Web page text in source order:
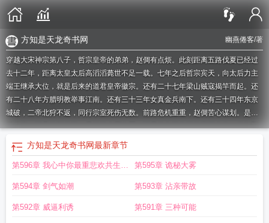
幽燕倦客/著
方知是天龙奇书网
穿越大宋神宗第八子，哲宗皇帝的弟弟，赵倜有点烦。此刻距离五路伐夏已经过
去十二年，距离太皇太后高滔滔薨世不足一载。七年之后哲宗宾天，向太后力主
端王继承大位，就是后来的道君皇帝徽宗。还有二十七年梁山贼寇揭竿而起。还
有二十八年方腊明教举事江南。还有三十三年女真金兵南下。还有三十四年东京
城破，二帝北狩不返，同行宗室死伤无数。前路危机重重，赵倜苦心谋划。是陈
桥兵变，还是烛影斧声？是假造金匮之盟，还是待女真南下前离开东京，借机聚
兵？赵倜觉得都不易，处心积虑，为今后思谋计算。可忽然有一天，他听到一句
话，南慕容，北乔峰，震惊之下，顿时黑人问号脸。我谋算十三年，你居然告诉
我是天龙？这一年，葵花宝典大成者，寿尽归墟。这一年，九阴真经缔造者，东
求败垂髫顽劣。这一年，雕兄在大草原飞离母巢，翅击长空。这一年，赵倜十六
岁，偷偷溜出了京城。无量山中，玉壁月华明。曼陀庄内，人面桃花红。“王姑
方知是天龙奇书网最新章节
第596章 我心中你最重悲欢共生死
同
第595章 诡秘大雾
第594章 剑气如潮 第593章 沾亲带故
第592章 威逼利诱 第591章 三种可能